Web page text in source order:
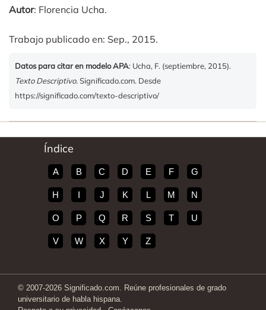
Autor: Florencia Ucha.
Trabajo publicado en: Sep., 2015.
Datos para citar en modelo APA: Ucha, F. (septiembre, 2015).
Texto Descriptivo. Significado.com. Desde
https://significado.com/texto-descriptivo/
Índice
A B C D E F G
H J K L M N
O P Q R S T U
V W X Y Z
© 2007-2026 Significado.com. Reúne profesionales de grado
universitario de habla hispana.